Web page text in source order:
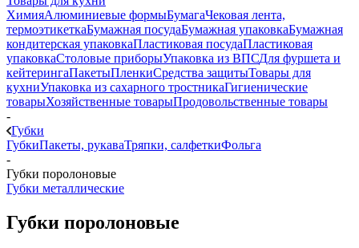
ХимияАлюминиевые формыБумагаЧековая лента,
термоэтикеткаБумажная посудаБумажная упаковкаБумажная
кондитерская упаковкаПластиковая посудаПластиковая
упаковкаСтоловые приборыУпаковка из ВПСДля фуршета и
кейтерингаПакетыПленкиСредства защитыТовары для
кухниУпаковка из сахарного тростникаГигиенические
товарыХозяйственные товарыПродовольственные товары
-
Губки
ГубкиПакеты, рукаваТряпки, салфеткиФольга
-
Губки поролоновые
Губки металлические
Губки поролоновые